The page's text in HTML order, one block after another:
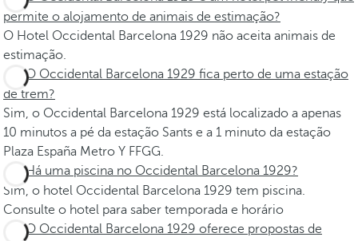
permite o alojamento de animais de estimação?
O Hotel Occidental Barcelona 1929 não aceita animais de
estimação.
O Occidental Barcelona 1929 fica perto de uma estação
de trem?
Sim, o Occidental Barcelona 1929 está localizado a apenas
10 minutos a pé da estação Sants e a 1 minuto da estação
Plaza España Metro Y FFGG.
Há uma piscina no Occidental Barcelona 1929?
Sim, o hotel Occidental Barcelona 1929 tem piscina.
Consulte o hotel para saber temporada e horário
O Occidental Barcelona 1929 oferece propostas de